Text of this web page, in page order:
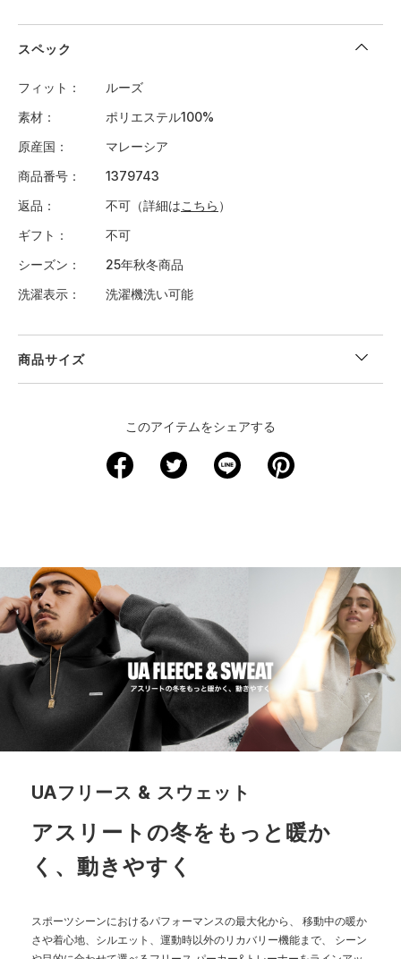
スペック
フィット
ルーズ
素材
ポリエステル100%
原産国
マレーシア
商品番号
1379743
返品
不可（詳細はこちら ）
ギフト
不可
シーズン
25年秋冬商品
洗濯表示
洗濯機洗い可能
商品サイズ
肩幅
66 53.5 44
XL 73.5 65.5
2XL 76 63.5 49 66.5
3XL 66 50
商品は、独自の採寸方法により採寸されています。商品生地の特
このアイテムをシェアする
UAフリース & スウェット
アスリートの冬をもっと暖か
く、動きやすく
スポーツシーンにおけるパフォーマンスの最大化から、
移動中の暖か
さや着心地、シルエット、運動時以外のリカバリー機能まで、
シーン